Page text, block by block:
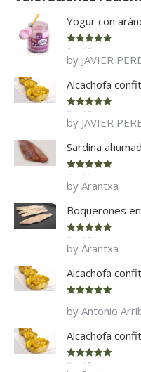
Yogur con
Rated 5
of 5
by JAVIER
Alcachofa
Rated 5
of 5
by JAVIER
Sardina
Rated 5
of 5
by Arantxa
Boquerones
Rated 5
of 5
by Arantxa
Alcachofa
Rated 5
of 5
by Antonio
Alcachofa
Rated 5